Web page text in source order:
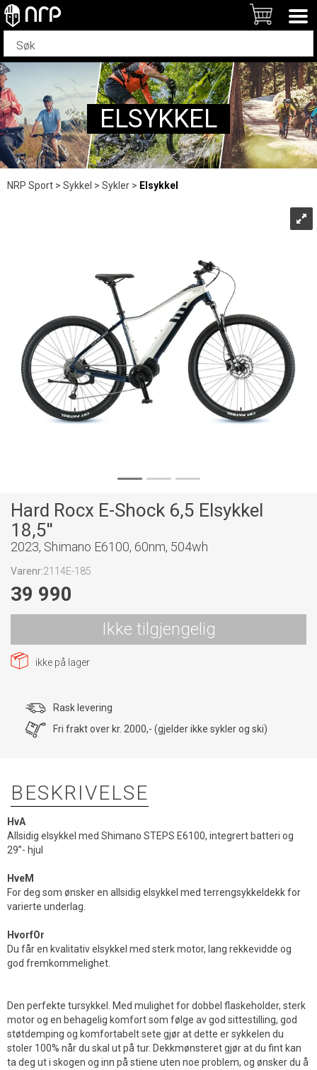
ELSYKKEL
NRP Sport>Sykkel >Sykler> Elsykkel
Hard Rocx E-Shock 6,5 Elsykkel
18,5''
2023, Shimano E6100, 60nm, 504wh
Varenr:2114E-185
39 990
Ikke tilgjengelig
ikke på lager
Rask levering
Fri frakt over kr. 2000,- (gjelder ikke sykler og ski)
BESKRIVELSE
HvA
Allsidig elsykkel med Shimano STEPS E6100, integrert batteri og
29’’- hjul
HveM
For deg som ønsker en allsidig elsykkel med terrengsykkeldekk for
varierte underlag.
HvorfOr
Du får en kvalitativ elsykkel med sterk motor, lang rekkevidde og
god fremkommelighet.
Den perfekte tursykkel. Med mulighet for dobbel flaskeholder, sterk
motor og en behagelig komfort som følge av god sittestilling, god
støtdemping og komfortabelt sete gjør at dette er sykkelen du
stoler 100% når du skal ut på tur. Dekkmønsteret gjør at du fint kan
ta deg ut i skogen og inn på stiene uten noe problem, og ønsker du å